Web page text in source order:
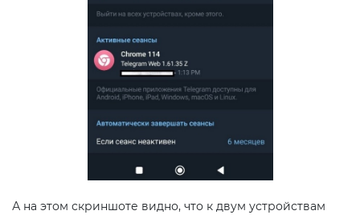
А на этом скриншоте видно, что к двум устройствам